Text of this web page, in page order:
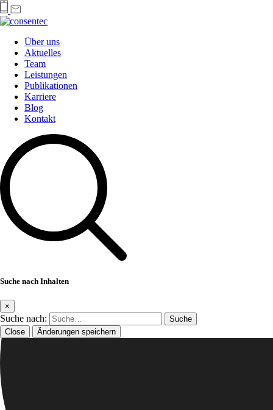
Über uns
Aktuelles
Team
Leistungen
Publikationen
Karriere
Blog
Kontakt
Suche nach Inhalten
×
Suche nach:
Close Änderungen speichern